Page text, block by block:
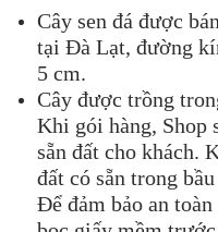
Cây sen đá được
tại Đà Lạt, đường
5 cm.
Cây được trồng
Khi gói hàng, Shop
sẵn đất cho khách.
đất có sẵn trong
Để đảm bảo an